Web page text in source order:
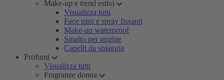
Make-up e trend estivi
Visualizza tutti
Face mist e spray fissanti
Make-up waterproof
Smalto per unghie
Capelli da spiaggia
Profumi
Visualizza tutti
Fragranze donna